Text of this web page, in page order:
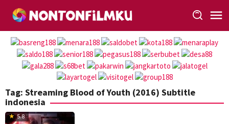
Tag: Streaming Blood of Youth (2016) Subtitle
indonesia
5.8